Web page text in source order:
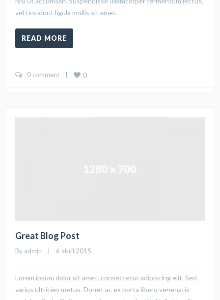
vel tincidunt ligula mollis sit amet.
READ MORE
0 comment 0
Great Blog Post
By admin
    |    6 abril 2015
Lorem ipsum dolor sit amet, consectetur adipiscing elit. Sed
varius ultricies metus. Donec ac ex porta libero venenatis